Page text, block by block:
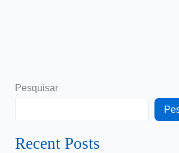
Pesquisar
Recent Posts